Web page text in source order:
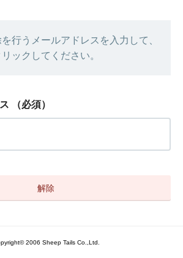
行うメールアドレスを入力して、
ックしてください。
（必須）
2006 Sheep Tails Co.,Ltd.